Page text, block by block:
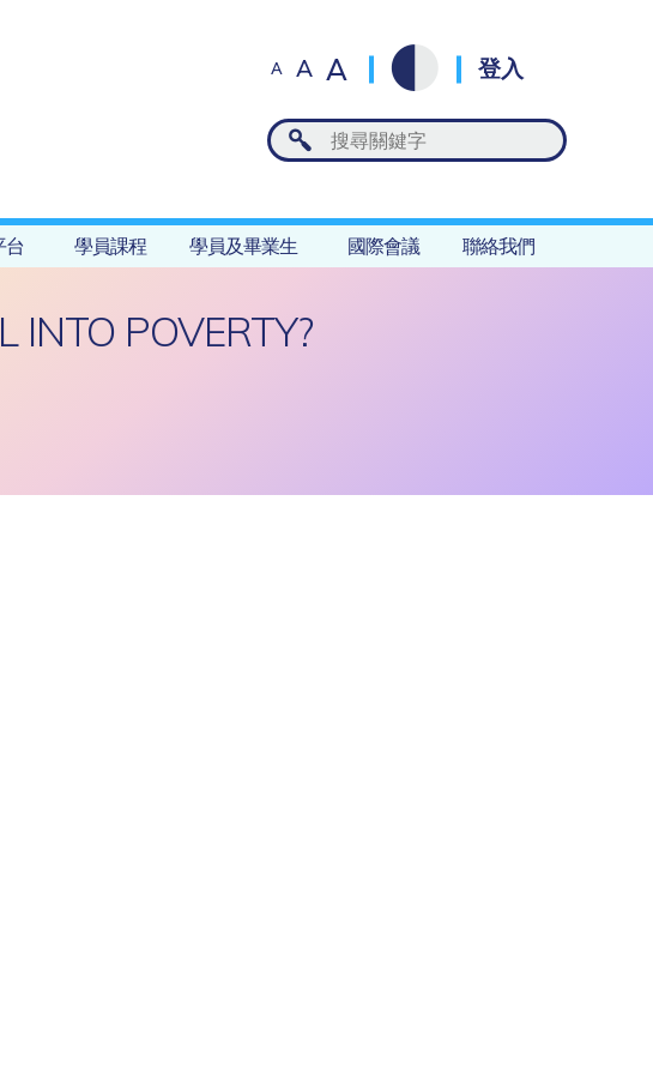
A A A 登入
台 學員課程 學員及畢業生 國際會議 聯絡我們
INTO POVERTY?